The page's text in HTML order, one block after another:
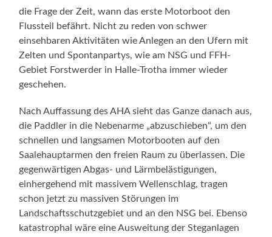
die Frage der Zeit, wann das erste Motorboot den
Flussteil befährt. Nicht zu reden von schwer
einsehbaren Aktivitäten wie Anlegen an den Ufern mit
Zelten und Spontanpartys, wie am NSG und FFH-
Gebiet Forstwerder in Halle-Trotha immer wieder
geschehen.
Nach Auffassung des AHA sieht das Ganze danach aus,
die Paddler in die Nebenarme „abzuschieben“, um den
schnellen und langsamen Motorbooten auf den
Saalehauptarmen den freien Raum zu überlassen. Die
gegenwärtigen Abgas- und Lärmbelästigungen,
einhergehend mit massivem Wellenschlag, tragen
schon jetzt zu massiven Störungen im
Landschaftsschutzgebiet und an den NSG bei. Ebenso
katastrophal wäre eine Ausweitung der Steganlagen